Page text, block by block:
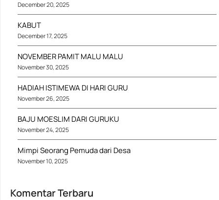
December 20, 2025
KABUT
December 17, 2025
NOVEMBER PAMIT MALU MALU
November 30, 2025
HADIAH ISTIMEWA DI HARI GURU
November 26, 2025
BAJU MOESLIM DARI GURUKU
November 24, 2025
Mimpi Seorang Pemuda dari Desa
November 10, 2025
Komentar Terbaru